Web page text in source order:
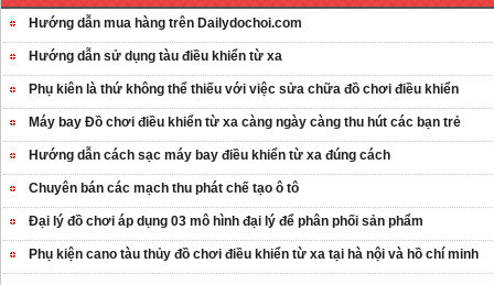
Hướng dẫn mua hàng trên Dailydochoi.com
Hướng dẫn sử dụng tàu điều khiển từ xa
Phụ kiên là thứ không thể thiếu với việc sửa chữa đồ chơi điều khiển
Máy bay Đồ chơi điều khiển từ xa càng ngày càng thu hút các bạn trẻ
Hướng dẫn cách sạc máy bay điều khiển từ xa đúng cách
Chuyên bán các mạch thu phát chế tạo ô tô
Đại lý đồ chơi áp dụng 03 mô hình đại lý để phân phối sản phẩm
Phụ kiện cano tàu thủy đồ chơi điều khiển từ xa tại hà nội và hồ chí minh
OT35 robot lắp
ráp nhấc chân di
...
259.000 VNĐ
OT36 oto mô hình
đơn giản có ...
75.000 VNĐ
OT5 ôtô mô hình
lắp ghép đơn ...